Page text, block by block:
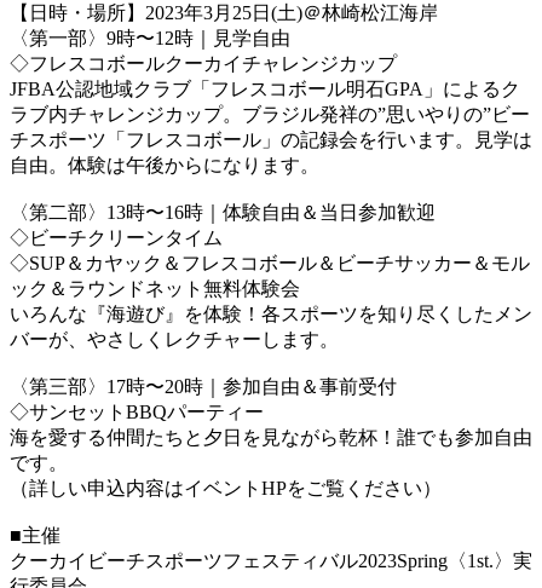
【日時・場所】2023年3月25日(土)＠林崎松江海岸
〈第一部〉9時〜12時｜見学自由
◇フレスコボールクーカイチャレンジカップ
JFBA公認地域クラブ「フレスコボール明石GPA」によるク
ラブ内チャレンジカップ。ブラジル発祥の”思いやりの”ビー
チスポーツ「フレスコボール」の記録会を行います。見学は
自由。体験は午後からになります。
〈第二部〉13時〜16時｜体験自由＆当日参加歓迎
◇ビーチクリーンタイム
◇SUP＆カヤック＆フレスコボール＆ビーチサッカー＆モル
ック＆ラウンドネット無料体験会
いろんな『海遊び』を体験！各スポーツを知り尽くしたメン
バーが、やさしくレクチャーします。
〈第三部〉17時〜20時｜参加自由＆事前受付
◇サンセットBBQパーティー
海を愛する仲間たちと夕日を見ながら乾杯！誰でも参加自由
です。
（詳しい申込内容はイベントHPをご覧ください）
■主催
クーカイビーチスポーツフェスティバル2023Spring〈1st.〉実